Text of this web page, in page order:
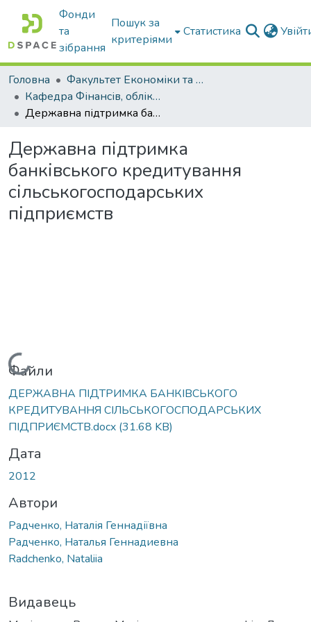
Фонди
та
зібрання
Пошук за
критеріями
Статистика
Головна
Факультет Економіки та бізнесу
Кафедра Фінансів, обліку і оподаткування
Державна підтримка банківського кредитування сільськогосподарських підприємств
Державна підтримка
банківського кредитування
сільськогосподарських
підприємств
Вантажиться...
Файли
ДЕРЖАВНА ПІДТРИМКА БАНКІВСЬКОГО
КРЕДИТУВАННЯ СІЛЬСЬКОГОСПОДАРСЬКИХ
ПІДПРИЄМСТВ.docx (31.68 KB)
Дата
2012
Автори
Радченко, Наталія Геннадіївна
Радченко, Наталья Геннадиевна
Radchenko, Nataliia
Видавець